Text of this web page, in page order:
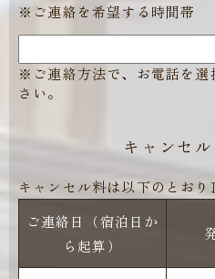
※ご連絡を希望する時間帯
※ご連絡方法で、お電話を選
さい。
キャンセ
キャンセル料は以下のとおり
ご連絡日（宿泊日か
ら起算）